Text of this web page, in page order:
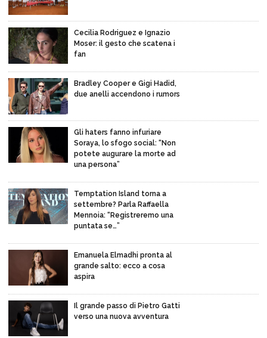
Cecilia Rodriguez e Ignazio
Moser: il gesto che scatena i
fan
Bradley Cooper e Gigi Hadid,
due anelli accendono i rumors
Gli haters fanno infuriare
Soraya, lo sfogo social: “Non
potete augurare la morte ad
una persona”
Temptation Island torna a
settembre? Parla Raffaella
Mennoia: “Registreremo una
puntata se…”
Emanuela Elmadhi pronta al
grande salto: ecco a cosa
aspira
Il grande passo di Pietro Gatti
verso una nuova avventura